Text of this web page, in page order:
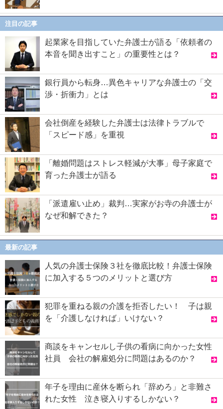
注目の記事
起業家を目指していた弁護士が語る「依頼者の
本音を聞き出すこと」の重要性とは？
銀行員から転身…異色キャリアな弁護士の「交
渉・折衝力」とは
会社倒産を経験した弁護士は法律トラブルで
「スピード感」を重視
「離婚問題はストレス軽減が大事」母子家庭で
育った弁護士が語る
「派遣雇い止め」裁判…実家がお寺の弁護士が
なぜ和解できた？
最新の記事
人気の弁護士保険３社を徹底比較！弁護士保険
に加入する５つのメリットと選び方
犯罪を重ねる親の介護を拒否したい！ 子は親
を「介護しなければ」いけない？
商談をキャンセルし子供の看病に向かった女性
社員 会社の解雇処分に問題はあるのか？
年子を理由に産休を断られ「辞めろ」と非難さ
れた女性 泣き寝入りするしかない？